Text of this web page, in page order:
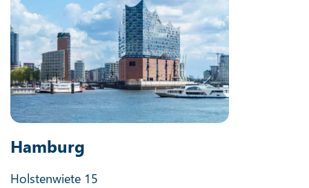
Hamburg
Holstenwiete 15